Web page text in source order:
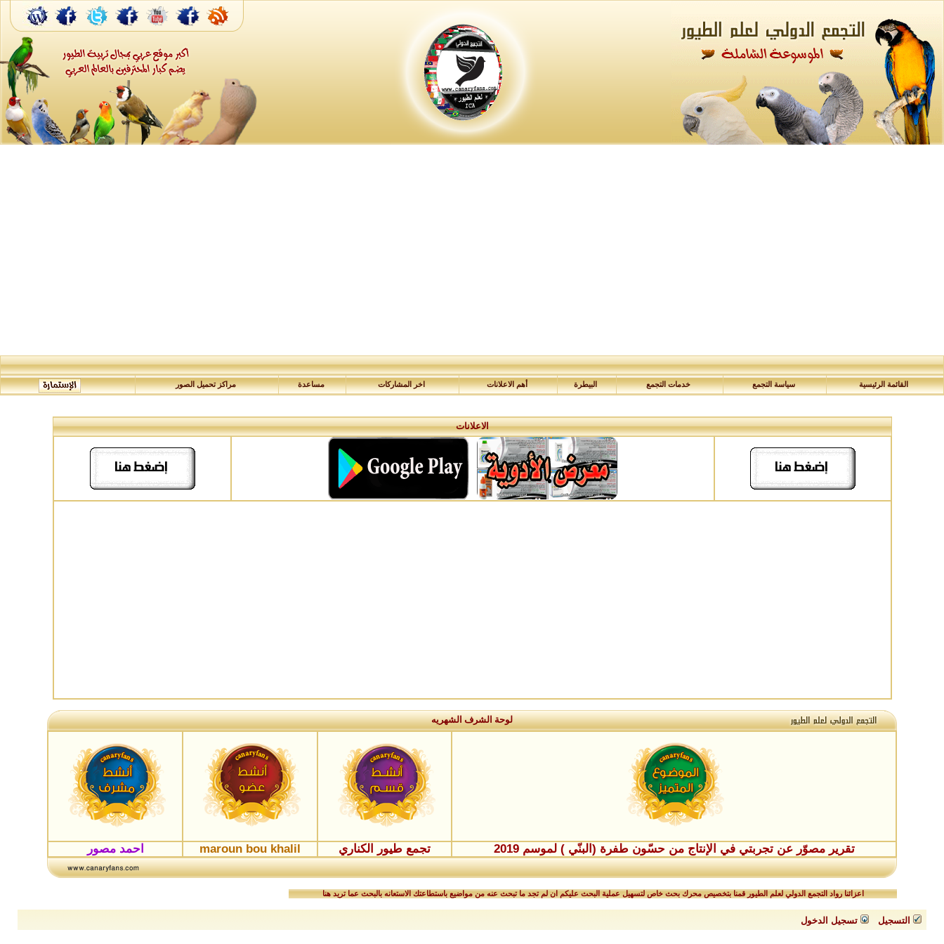
القائمة الرئيسية سياسة التجمع خدمات التجمع البيطرة أهم الاعلانات اخر المشاركات مساعدة مراكز تحميل الصور
الاعلانات
لوحة الشرف الشهريه
تقرير مصوّر عن تجربتي في الإنتاج من حسّون طفرة (البنّي ) لموسم 2019 تجمع طيور الكناري maroun bou khalil احمد مصور
اعزائنا رواد التجمع الدولي لعلم الطيور قمنا بتخصيص محرك بحث خاص لتسهيل عملية البحث عليكم ان لم تجد ما تبحث عنه من مواضيع باستطاعتك الاستعانه بالبحث عما تريد هنا
التسجيل تسجيل الدخول